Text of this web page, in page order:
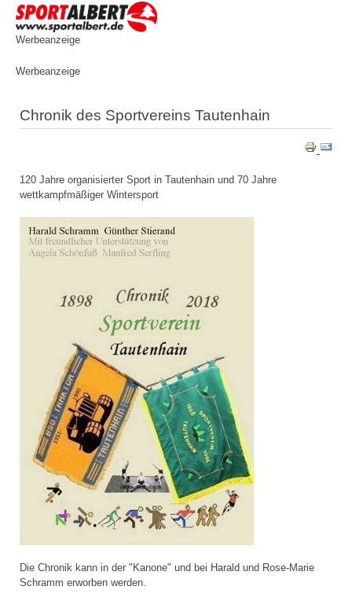
Werbeanzeige
Werbeanzeige
Chronik des Sportvereins Tautenhain
120 Jahre organisierter Sport in Tautenhain und 70 Jahre
wettkampfmäßiger Wintersport
Die Chronik kann in der "Kanone" und bei Harald und Rose-Marie
Schramm erworben werden.